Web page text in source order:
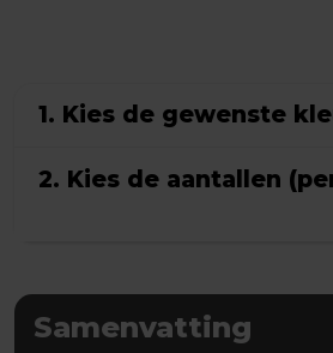
1. Kies de gewenste
2. Kies de aantallen
Samenvatting